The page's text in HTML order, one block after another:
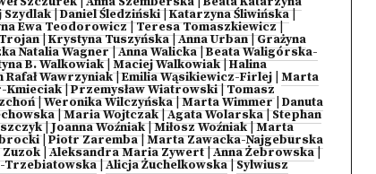
|Daniel Śledziński|Katarzyna Śliwińska|
Ewa Teodorowicz|Teresa Tomaszkiewicz|
|Krystyna Tuszyńska|Anna Urban|Grażyna
Natalia Wagner|Anna Walicka|Beata Waligórska-
B. Walkowiak| Maciej Walkowiak|Halina
Rafał Wawrzyniak|Emilia Wąsikiewicz-Firlej Marta
Kmieciak|Przemysław Wiatrowski|Tomasz
|Weronika Wilczyńska|Marta Wimmer| Danuta
|Maria Wojtczak|Agata Wolarska|Stephan
|Joanna Woźniak|Miłosz Woźniak|Marta
| Piotr Zaremba|Marta Zawacka-Najgeburska
Zuzok |Aleksandra Maria Zywert|Anna Żebrowska|
Trzebiatowska|Alicja Żuchelkowska|Sylwiusz